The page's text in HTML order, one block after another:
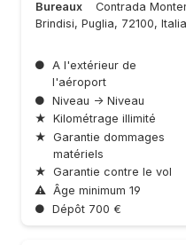
Bureaux
Contrada
Brindisi, Puglia, 72100, Italia
● A l'extérieur de
l'aéroport
● Niveau → Niveau
★ Kilométrage illimité
★ Garantie dommages
matériels
★ Garantie contre le vol
⚠ Âge minimum 19
● Dépôt 700 €